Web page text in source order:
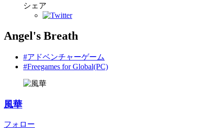
シェア
Angel's Breath
#アドベンチャーゲーム
#Freegames for Global(PC)
風華
フォロー